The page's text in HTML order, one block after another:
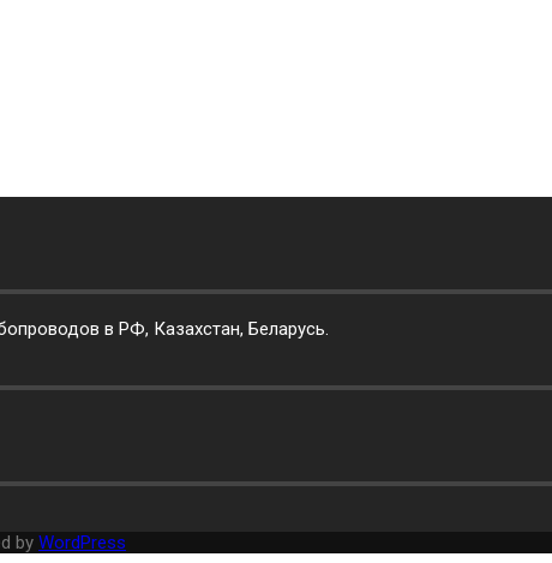
в РФ, Казахстан, Беларусь.
by WordPress